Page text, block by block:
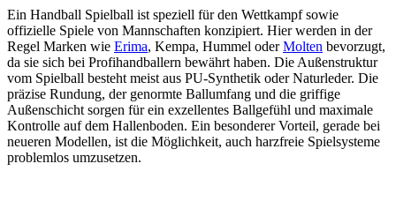
Ein Handball Spielball ist speziell für den Wettkampf sowie
offizielle Spiele von Mannschaften konzipiert. Hier werden in der
Regel Marken wie Erima, Kempa, Hummel oderMolten bevorzugt,
da sie sich bei Profihandballern bewährt haben. Die Außenstruktur
vom Spielball besteht meist aus PU-Synthetik oder Naturleder. Die
präzise Rundung, der genormte Ballumfang und die griffige
Außenschicht sorgen für ein exzellentes Ballgefühl und maximale
Kontrolle auf dem Hallenboden. Ein besonderer Vorteil, gerade bei
neueren Modellen, ist die Möglichkeit, auch harzfreie Spielsysteme
problemlos umzusetzen.